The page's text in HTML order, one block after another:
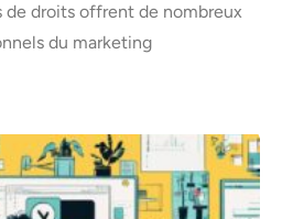
droits offrent de nombreux
du marketing